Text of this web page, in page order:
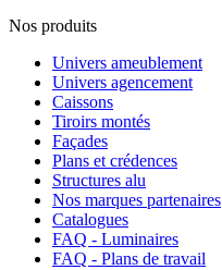
Nos produits
Univers ameublement
Univers agencement
Caissons
Tiroirs montés
Façades
Plans et crédences
Structures alu
Nos marques partenaires
Catalogues
FAQ - Luminaires
FAQ - Plans de travail